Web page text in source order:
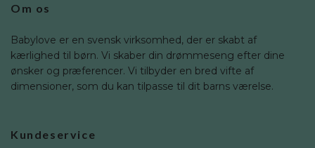
Om os
Babylove er en svensk virksomhed, der er skabt af
kærlighed til børn. Vi skaber din drømmeseng efter dine
ønsker og præferencer. Vi tilbyder en bred vifte af
dimensioner, som du kan tilpasse til dit barns værelse.
Kundeservice